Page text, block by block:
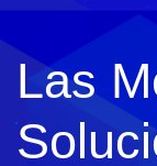
Las